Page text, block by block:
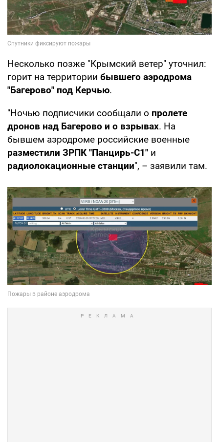
Несколько позже "Крымский ветер" уточнил:
горит на территории бывшего аэродрома
"Багерово" под Керчью.
"Ночью подписчики сообщали о пролете
дронов над Багерово и о взрывах. На
бывшем аэродроме российские военные
разместили ЗРПК "Панцирь-С1" и
радиолокационные станции", – заявили там.